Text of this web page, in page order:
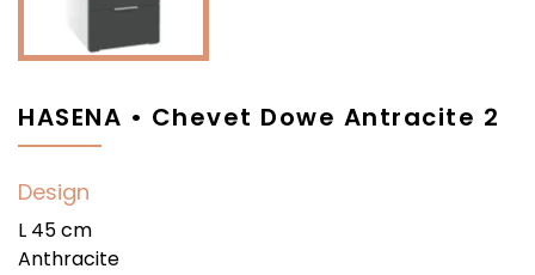
HASENA • Chevet Dowe Antracite 2
Design
L 45 cm
Anthracite